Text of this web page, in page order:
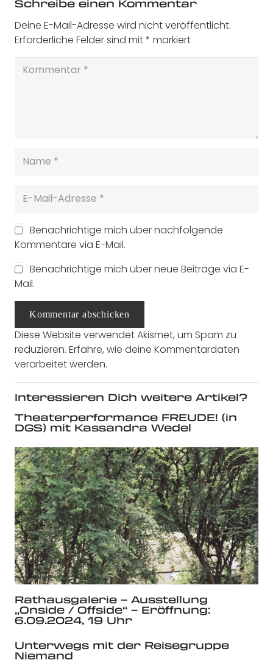
Schreibe einen Kommentar
Deine E-Mail-Adresse wird nicht veröffentlicht.
Erforderliche Felder sind mit* markiert
Benachrichtige mich über nachfolgende
Kommentare via E-Mail.
Benachrichtige mich über neue Beiträge via E-
Mail.
Kommentar abschicken
Diese Website verwendet Akismet, um Spam zu
reduzieren. Erfahre, wie deine Kommentardaten
verarbeitet werden.
Interessieren Dich weitere Artikel?
Theaterperformance FREUDE! (in
DGS) mit Kassandra Wedel
Rathausgalerie – Ausstellung
„Onside / Offside“ – Eröffnung:
6.09.2024, 19 Uhr
Unterwegs mit der Reisegruppe
Niemand